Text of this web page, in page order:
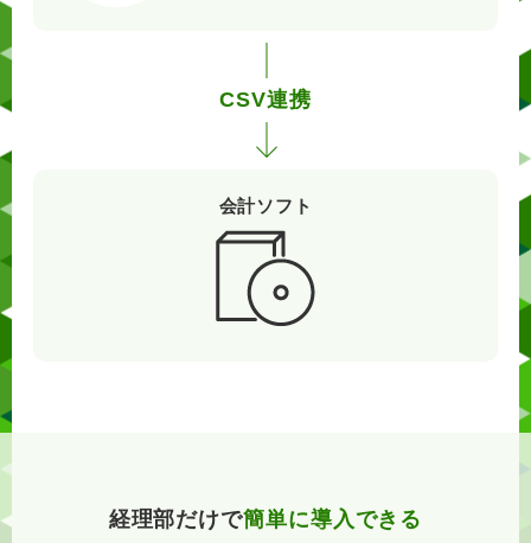
CSV連携
会計ソフト
経理部だけで簡単に導入できる